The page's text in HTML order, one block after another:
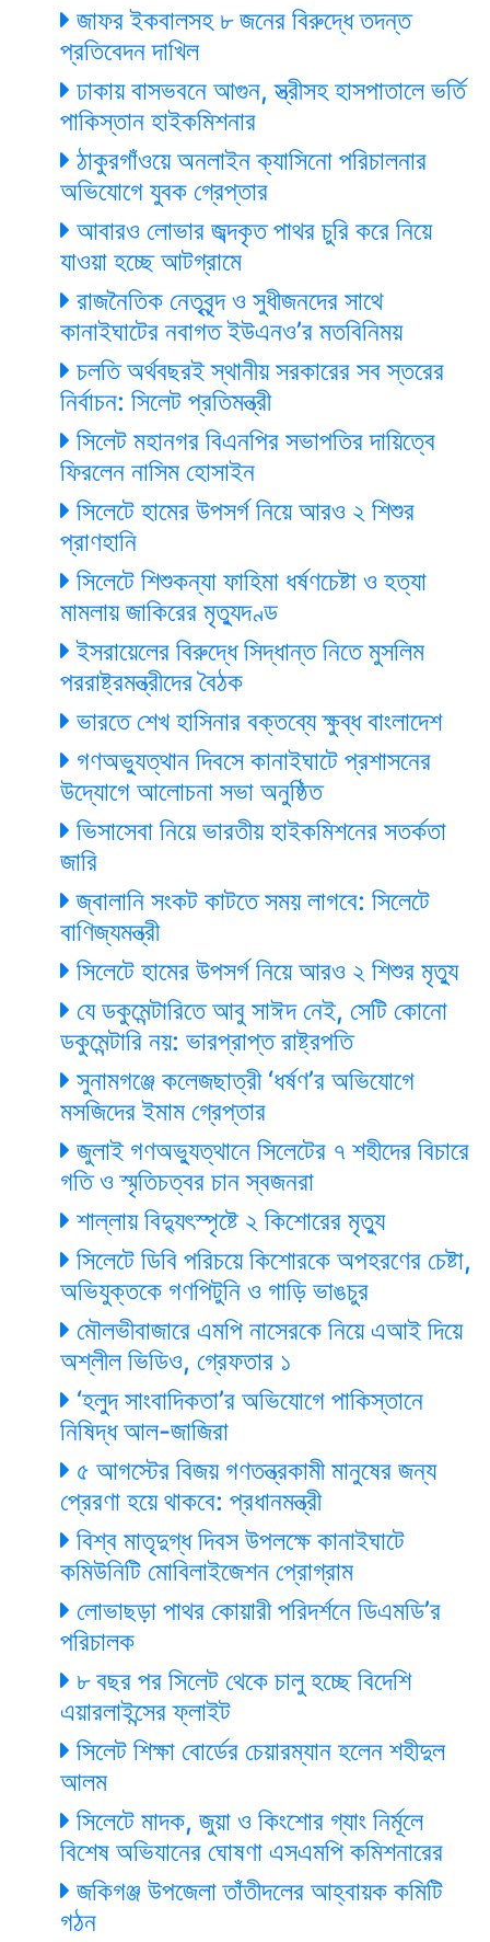
জাফর ইকবালসহ ৮ জনের বিরুদ্ধে তদন্ত
প্রতিবেদন দাখিল
ঢাকায় বাসভবনে আগুন, স্ত্রীসহ হাসপাতালে ভর্তি
পাকিস্তান হাইকমিশনার
ঠাকুরগাঁওয়ে অনলাইন ক্যাসিনো পরিচালনার
অভিযোগে যুবক গ্রেপ্তার
আবারও লোভার জব্দকৃত পাথর চুরি করে নিয়ে
যাওয়া হচ্ছে আটগ্রামে
রাজনৈতিক নেতৃবৃন্দ ও সুধীজনদের সাথে
কানাইঘাটের নবাগত ইউএনও’র মতবিনিময়
চলতি অর্থবছরই স্থানীয় সরকারের সব স্তরের
নির্বাচন: সিলেট প্রতিমন্ত্রী
সিলেট মহানগর বিএনপির সভাপতির দায়িত্বে
ফিরলেন নাসিম হোসাইন
সিলেটে হামের উপসর্গ নিয়ে আরও ২ শিশুর
প্রাণহানি
সিলেটে শিশুকন্যা ফাহিমা ধর্ষণচেষ্টা ও হত্যা
মামলায় জাকিরের মৃত্যুদণ্ড
ইসরায়েলের বিরুদ্ধে সিদ্ধান্ত নিতে মুসলিম
পররাষ্ট্রমন্ত্রীদের বৈঠক
ভারতে শেখ হাসিনার বক্তব্যে ক্ষুব্ধ বাংলাদেশ
গণঅভ্যুত্থান দিবসে কানাইঘাটে প্রশাসনের
উদ্যোগে আলোচনা সভা অনুষ্ঠিত
ভিসাসেবা নিয়ে ভারতীয় হাইকমিশনের সতর্কতা
জারি
জ্বালানি সংকট কাটতে সময় লাগবে: সিলেটে
বাণিজ্যমন্ত্রী
সিলেটে হামের উপসর্গ নিয়ে আরও ২ শিশুর মৃত্যু
যে ডকুমেন্টারিতে আবু সাঈদ নেই, সেটি কোনো
ডকুমেন্টারি নয়: ভারপ্রাপ্ত রাষ্ট্রপতি
সুনামগঞ্জে কলেজছাত্রী ‘ধর্ষণ’র অভিযোগে
মসজিদের ইমাম গ্রেপ্তার
জুলাই গণঅভ্যুত্থানে সিলেটের ৭ শহীদের বিচারে
গতি ও স্মৃতিচত্বর চান স্বজনরা
শাল্লায় বিদ্যুৎস্পৃষ্টে ২ কিশোরের মৃত্যু
সিলেটে ডিবি পরিচয়ে কিশোরকে অপহরণের চেষ্টা,
অভিযুক্তকে গণপিটুনি ও গাড়ি ভাঙচুর
মৌলভীবাজারে এমপি নাসেরকে নিয়ে এআই দিয়ে
অশ্লীল ভিডিও, গ্রেফতার ১
‘হলুদ সাংবাদিকতা’র অভিযোগে পাকিস্তানে
নিষিদ্ধ আল-জাজিরা
৫ আগস্টের বিজয় গণতন্ত্রকামী মানুষের জন্য
প্রেরণা হয়ে থাকবে: প্রধানমন্ত্রী
বিশ্ব মাতৃদুগ্ধ দিবস উপলক্ষে কানাইঘাটে
কমিউনিটি মোবিলাইজেশন প্রোগ্রাম
লোভাছড়া পাথর কোয়ারী পরিদর্শনে ডিএমডি’র
পরিচালক
৮ বছর পর সিলেট থেকে চালু হচ্ছে বিদেশি
এয়ারলাইন্সের ফ্লাইট
সিলেট শিক্ষা বোর্ডের চেয়ারম্যান হলেন শহীদুল
আলম
সিলেটে মাদক, জুয়া ও কিংশোর গ্যাং নির্মূলে
বিশেষ অভিযানের ঘোষণা এসএমপি কমিশনারের
জকিগঞ্জ উপজেলা তাঁতীদলের আহ্বায়ক কমিটি
গঠন